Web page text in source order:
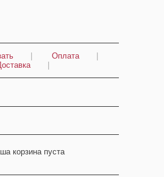
Оплата
корзина пуста